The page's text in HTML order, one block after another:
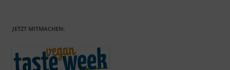
JETZT MITMACHEN: